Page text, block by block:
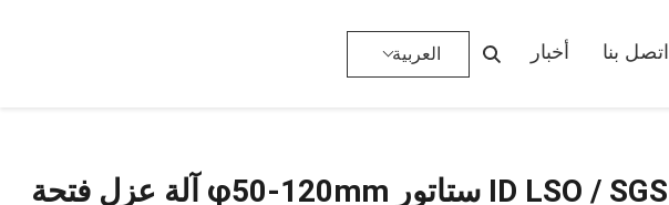
اتصل بنا أخبار العربية